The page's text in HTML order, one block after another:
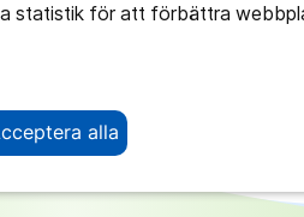
statistik för att förbättra
alla